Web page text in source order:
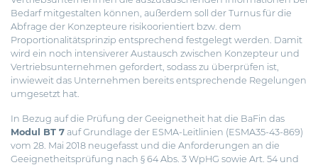
Bedarf mitgestalten können, außerdem soll der Turnus für die
Abfrage der Konzepteure risikoorientiert bzw. dem
Proportionalitätsprinzip entsprechend festgelegt werden. Damit
wird ein noch intensiverer Austausch zwischen Konzepteur und
Vertriebsunternehmen gefordert, sodass zu überprüfen ist,
inwieweit das Unternehmen bereits entsprechende Regelungen
umgesetzt hat.
In Bezug auf die Prüfung der Geeignetheit hat die BaFin das
Modul BT 7 auf Grundlage der ESMA-Leitlinien (ESMA35-43-869)
vom 28. Mai 2018 neugefasst und die Anforderungen an die
Geeignetheitsprüfung nach § 64 Abs. 3 WpHG sowie Art. 54 und